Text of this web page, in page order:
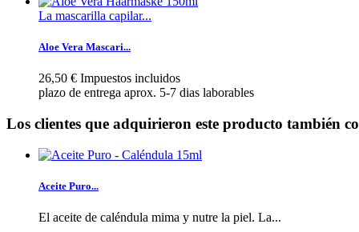
La mascarilla capilar...
Aloe Vera Mascari...
26,50 € Impuestos incluidos
plazo de entrega aprox. 5-7 dias laborables
Los clientes que adquirieron este producto también
Aceite Puro...
El aceite de caléndula mima y nutre la piel. La...